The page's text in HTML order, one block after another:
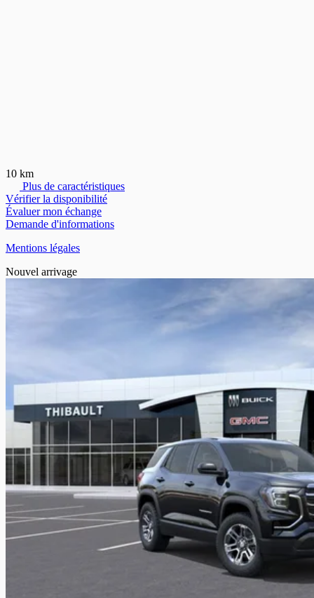
10 km
Plus de caractéristiques
Vérifier la disponibilité
Évaluer mon échange
Demande d'informations
Mentions légales
Nouvel arrivage